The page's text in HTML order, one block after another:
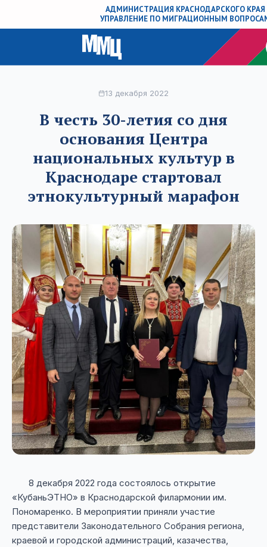
АДМИНИСТРАЦИЯ КРАСНОДАРСКОГО КРАЯ
УПРАВЛЕНИЕ ПО МИГРАЦИОННЫМ
13 декабря 2022
В честь 30-летия со дня
основания Центра
национальных культур в
Краснодаре стартовал
этнокультурный марафон
8 декабря 2022 года состоялось открытие
«КубаньЭТНО» в Краснодарской филармонии им.
Пономаренко. В мероприятии приняли участие
представители Законодательного Собрания региона,
краевой и городской администраций, казачества,